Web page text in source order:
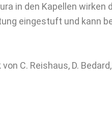
in den Kapellen
eingestuft und kann
C. Reishaus, D.